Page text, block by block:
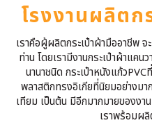
โรงงานผลิตก
เราคือผู้ผลิตกระเป๋าผ้ามืออาชีพ
ท่าน โดยเรามีงานกระเป๋าผ้าแค
นานาชนิด กระเป๋าหนังแก้วPVC
พลาสติกทรงอิเกียที่นิยมอย่างม
เทียม เป็นต้น มีอีกมากมายของงา
เราพร้อมผ